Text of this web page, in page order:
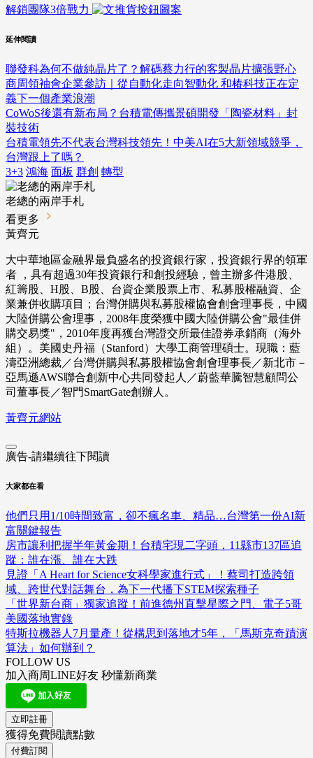
解鎖團隊3倍戰力
延伸閱讀
聯發科為何不做純晶片了？解碼蔡力行的客製晶片擴張野心
商周領袖會企業參訪｜從自動化走向智動化 和椿科技正在定
義下一個產業浪潮
CoWoS後還有新布局？台積電傳攜景碩開發「陶瓷材料」封
裝技術
台積電領先不代表台灣科技領先！中美AI在5大新領域競爭，
台灣跟上了嗎？
3+3 鴻海 面板 群創 轉型
老總的兩岸手札
看更多
黃齊元
大中華地區金融界最負盛名的投資銀行家，投資銀行界的領軍
者 ，具有超過30年投資銀行和創投經驗，曾主辦多件港股、
紅籌股、H股、B股、台資企業股票上市、私募股權融資、企
業兼併收購項目；台灣併購與私募股權協會創會理事長，中國
大陸併購公會理事，2008年度榮獲中國大陸併購公會"最佳併
購交易獎"，2010年度再獲台灣證交所最佳證券承銷商（海外
組）。美國史丹福（Stanford）大學工商管理碩士。現職：藍
濤亞洲總裁／台灣併購與私募股權協會創會理事長／新北市－
亞馬遜AWS聯合創新中心共同發起人／蔚藍華騰智慧顧問公
司董事長／智門SmartGate創辦人。
黃齊元網站
廣告-請繼續往下閱讀
大家都在看
他們只用1/10時間致富，卻不瘋名車、精品…台灣第一份AI新
富關鍵報告
房市讓利把握半年黃金期！台積宅現二字頭，11縣市137區追
蹤：誰在漲、誰在大跌
見證「A Heart for Science女科學家進行式」！蔡司打造跨領
域、跨世代對話舞台，為下一代播下STEM探索種子
「世界新台商」獨家追蹤！前進德州直擊星際之門、電子5哥
美國落地實錄
特斯拉機器人7月量產！從構思到落地才5年，「馬斯克奇蹟演
算法」如何辦到？
FOLLOW US
加入商周LINE好友 秒懂新商業
立即註冊
獲得免費閱讀點數
付費訂閱